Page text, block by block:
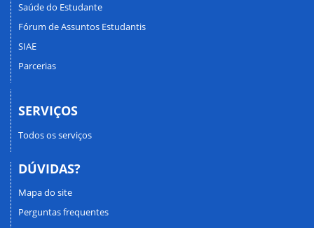
Saúde do Estudante
Fórum de Assuntos Estudantis
SIAE
Parcerias
SERVIÇOS
Todos os serviços
DÚVIDAS?
Mapa do site
Perguntas frequentes